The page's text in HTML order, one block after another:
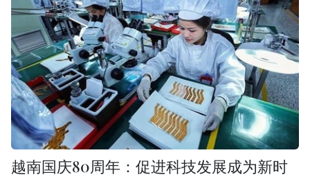
越南国庆80周年：促进科技发展成为新时